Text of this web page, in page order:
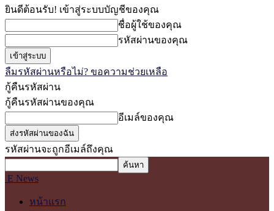
ยินดีต้อนรับ! เข้าสู่ระบบบัญชีของคุณ
ชื่อผู้ใช้ของคุณ
รหัสผ่านของคุณ
ลืมรหัสผ่านหรือไม่? ขอความช่วยเหลือ
กู้คืนรหัสผ่าน
กู้คืนรหัสผ่านของคุณ
อีเมล์ของคุณ
รหัสผ่านจะถูกอีเมล์ถึงคุณ
E News
หน้าแรก